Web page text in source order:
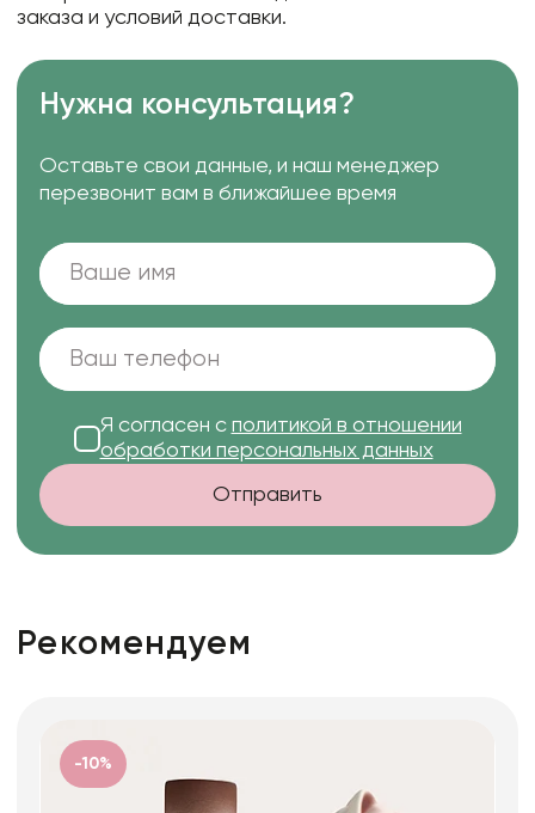
заказа и условий доставки.
Нужна консультация?
Оставьте свои данные, и наш менеджер
перезвонит вам в ближайшее время
Я согласен с политикой в отношении
обработки персональных данных
Отправить
Рекомендуем
-10%